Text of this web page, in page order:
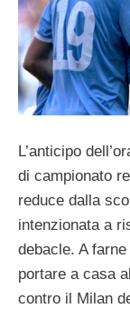
L’anticipo
di campionato
reduce dalla
intenzionata a
debacle. A farne
portare a casa
contro il Milan